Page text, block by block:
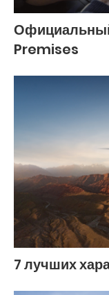
Premises
7 лучших